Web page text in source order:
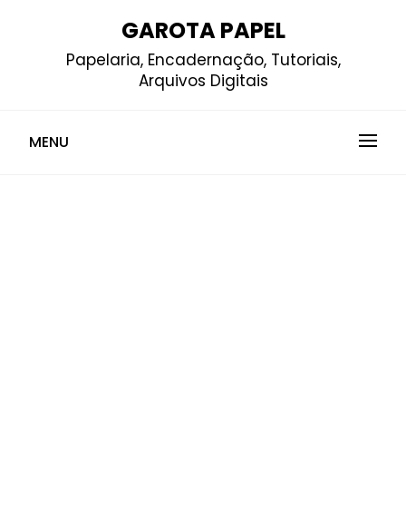
GAROTA PAPEL
Papelaria, Encadernação, Tutoriais,
Arquivos Digitais
MENU